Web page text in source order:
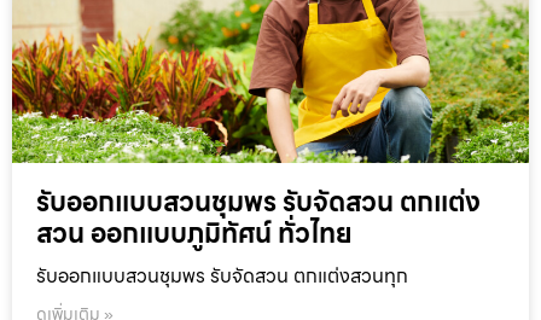
รับออกแบบสวนชุมพร รับจัดสวน ตกแต่ง
สวน ออกแบบภูมิทัศน์ ทั่วไทย
รับออกแบบสวนชุมพร รับจัดสวน ตกแต่งสวนทุก
ดูเพิ่มเติม »